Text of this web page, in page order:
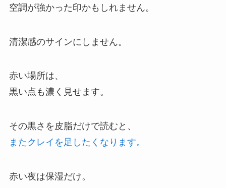
空調が強かった印かもしれません。
清潔感のサインにしません。
赤い場所は、
黒い点も濃く見せます。
その黒さを皮脂だけで読むと、
またクレイを足したくなります。
赤い夜は保湿だけ。